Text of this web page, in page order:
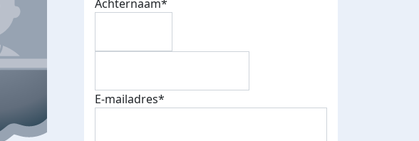
Achternaam*
E-mailadres*